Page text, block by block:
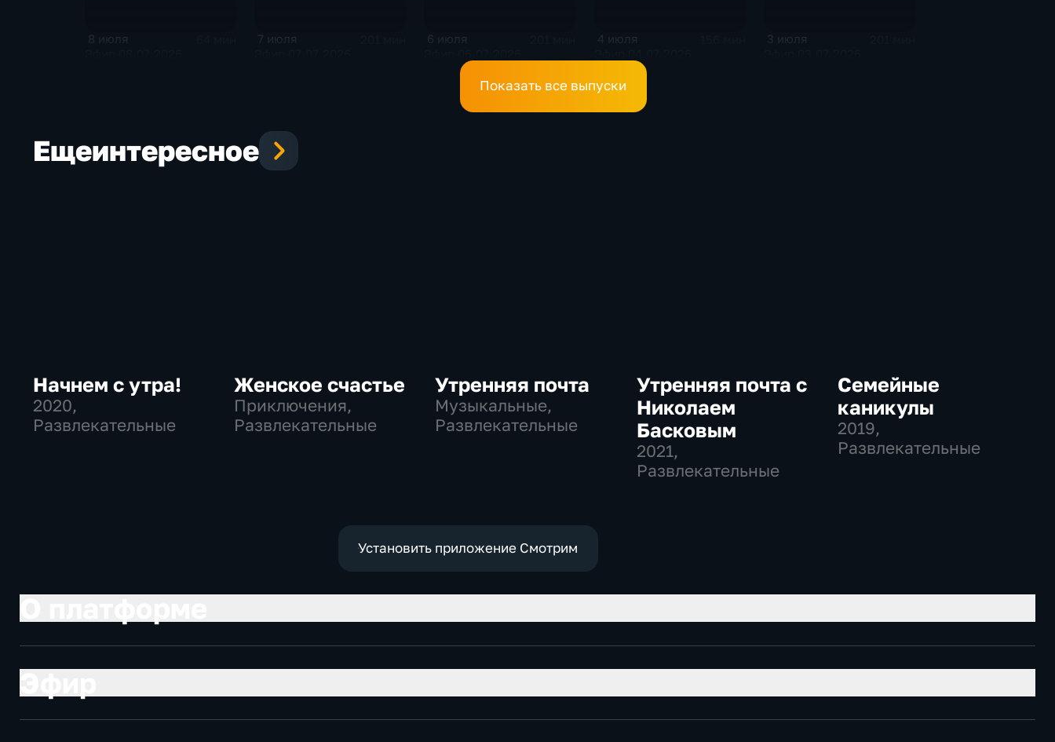
8 июля 7 июля 6 июля 4 июля 3 июля
Показать все выпуски
Ещеинтересное
Начнем с утра!
2020,
Развлекательные
Женское счастье
Приключения,
Развлекательные
Утренняя почта
Музыкальные,
Развлекательные
Утренняя почта с
Николаем
Басковым
2021,
Развлекательные
Семейные
каникулы
2019,
Развлекательные
Установить приложение Смотрим